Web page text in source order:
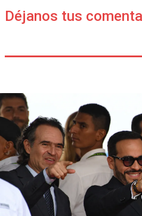
Déjanos tus